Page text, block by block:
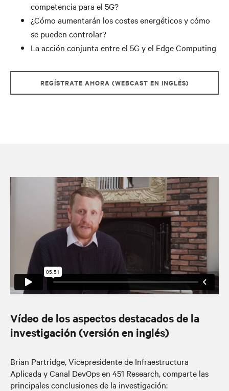
competencia para el 5G?
¿Cómo aumentarán los costes energéticos y cómo
se pueden controlar?
La acción conjunta entre el 5G y el Edge Computing
REGÍSTRATE AHORA (WEBCAST EN INGLÉS)
Vídeo de los aspectos destacados de la
investigación (versión en inglés)
Brian Partridge, Vicepresidente de Infraestructura
Aplicada y Canal DevOps en 451 Research, comparte las
principales conclusiones de la investigación: